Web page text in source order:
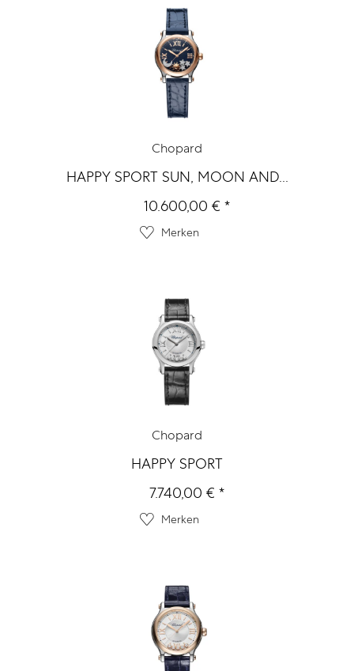
Chopard
HAPPY SPORT SUN, MOON AND...
10.600,00 € *
Merken
Chopard
HAPPY SPORT
7.740,00 € *
Merken